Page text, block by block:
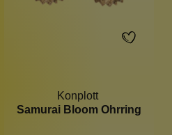
Konplott
Samurai Bloom Ohrring